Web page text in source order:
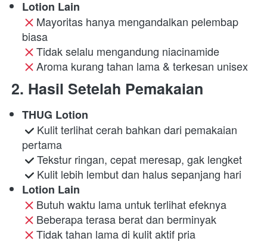
Lotion Lain
Mayoritas hanya mengandalkan pelembap
biasa
Tidak selalu mengandung niacinamide
Aroma kurang tahan lama & terkesan unisex
2. Hasil Setelah Pemakaian
THUG Lotion
Kulit terlihat cerah bahkan dari pemakaian
pertama
Tekstur ringan, cepat meresap, gak lengket
Kulit lebih lembut dan halus sepanjang hari
Lotion Lain
Butuh waktu lama untuk terlihat efeknya
Beberapa terasa berat dan berminyak
Tidak tahan lama di kulit aktif pria